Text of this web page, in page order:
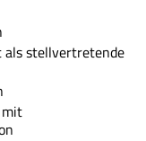
als stellvertretende